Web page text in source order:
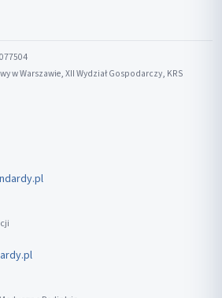
w Warszawie, XII Wydział Gospodarczy, KRS